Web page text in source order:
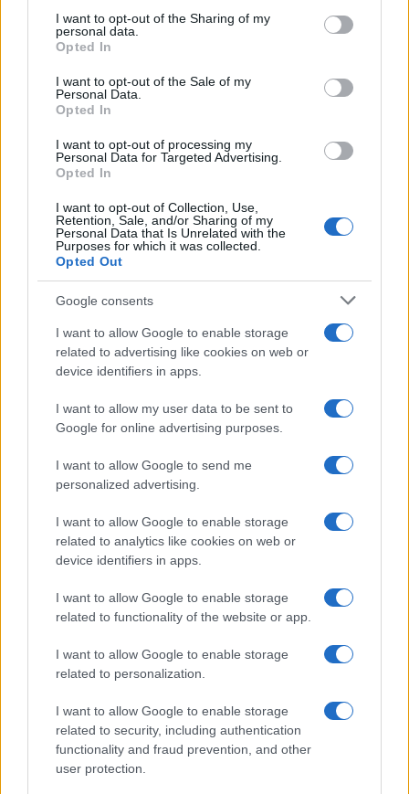
not limited to your visit or usage behaviour. You may click to
grant or deny consent to Google and its third-party tags to
use your data for below specified purposes in below Google
consent section.
I want to opt-out of the Sharing of my
personal data.
Opted In
I want to opt-out of the Sale of my
Personal Data.
Opted In
I want to opt-out of processing my
Personal Data for Targeted Advertising.
Opted In
I want to opt-out of Collection, Use,
Retention, Sale, and/or Sharing of my
Personal Data that Is Unrelated with the
Purposes for which it was collected.
Opted Out
Google consents
I want to allow Google to enable storage
related to advertising like cookies on web or
device identifiers in apps.
I want to allow my user data to be sent to
Google for online advertising purposes.
I want to allow Google to send me
personalized advertising.
I want to allow Google to enable storage
related to analytics like cookies on web or
device identifiers in apps.
I want to allow Google to enable storage
related to functionality of the website or app.
I want to allow Google to enable storage
related to personalization.
I want to allow Google to enable storage
related to security, including authentication
functionality and fraud prevention, and other
user protection.
cambiamenti climatici stanno esigendo dal mondo
produttivo. Si tratta di un processo irreversibile?
lontano c’è da immaginarsi un mondo del lavoro
permeato da
imprescindibili: un mondo in cui tutti i jobs avranno
il loro lato green.
AUTORE
Federica Venni
Continua a leggere